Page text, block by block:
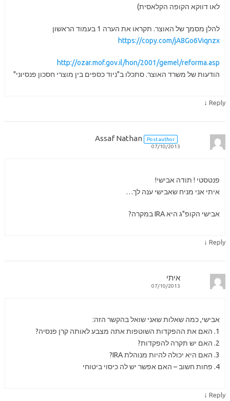
לאו דווקא הקופה הקלאסית)
להלן מסמך של האוצר. תקראו את הערה 1 בעמוד הראשון
https://copy.com/jA8Go6Viqnzx
http://ozar.mof.gov.il/hon/2001/gemel/reforma.asp
הודעות של משרד האוצר. סתכלו ב"ניוד כספים בין מוצרי חסכון פנסיוני"
Reply
↓
Assaf Nathan
Post author
07/10/2013
פנטסטי ! תודה אבישי!
איתי אני מניח שאבישי ענה לך…
אבישי הקופ"ג היא IRA במקרה?
Reply
↓
איתי
07/10/2013
אבישי, כמה שאלות שאני שואל בהקשר הזה:
1. האם את ההפקדות השוטפות אתה מצבע לאותה קרן פנסיה?
2. האם יש תקרה להפקדות?
3. האם היא יכולה להיות מנוהלת IRA?
4. פחות חשוב – האם אפשר יש לה כיסוי ביטוחי
Reply
↓